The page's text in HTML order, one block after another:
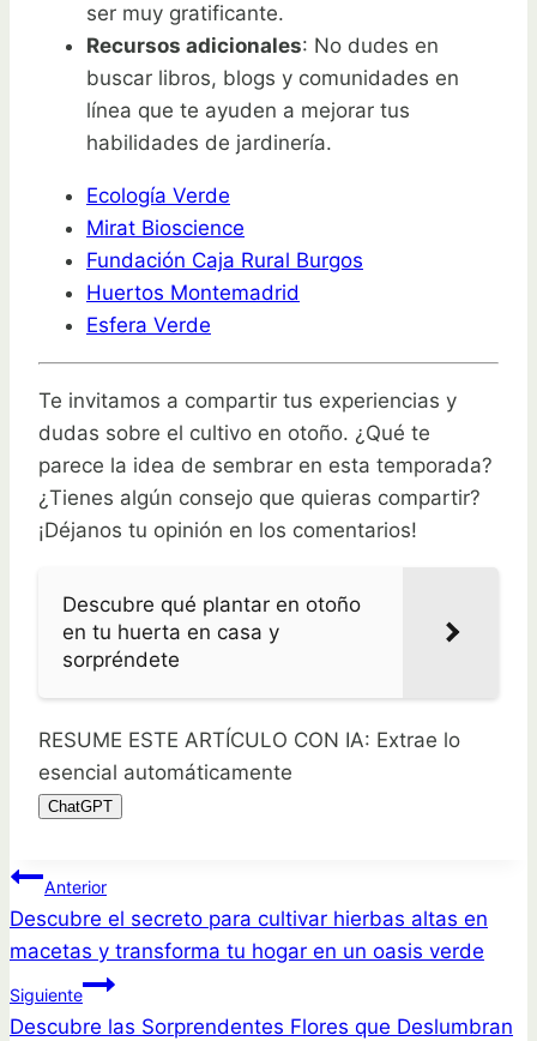
ser muy gratificante.
Recursos adicionales: No dudes en
buscar libros, blogs y comunidades en
línea que te ayuden a mejorar tus
habilidades de jardinería.
Ecología Verde
Mirat Bioscience
Fundación Caja Rural Burgos
Huertos Montemadrid
Esfera Verde
Te invitamos a compartir tus experiencias y
dudas sobre el cultivo en otoño. ¿Qué te
parece la idea de sembrar en esta temporada?
¿Tienes algún consejo que quieras compartir?
¡Déjanos tu opinión en los comentarios!
Descubre qué plantar en otoño
en tu huerta en casa y
sorpréndete
RESUME ESTE ARTÍCULO CON IA: Extrae lo
esencial automáticamente
ChatGPT
Navegación
de
entradas
Anterior
Descubre el secreto para cultivar hierbas altas en
macetas y transforma tu hogar en un oasis verde
Siguiente
Descubre las Sorprendentes Flores que Deslumbran